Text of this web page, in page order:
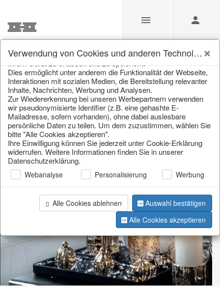
Der Deko-Großhandel mit dem
schönsten Sortiment
Verwendung von Cookies und anderen Technologien
Technologien (im Folgenden: Cookies), um Informationen von
Ihrem Gerät zu erfassen und zu speichern.
Dies ermöglicht unter anderem die Funktionalität der Webseite,
Interaktionen mit sozialen Medien, die Bereitstellung relevanter
Inhalte, Nachrichten, Werbung und Analysen.
Zur Wiedererkennung bei unseren Werbepartnern verwenden
wir pseudonymisierte Identifier (z.B. eine gehashte E-
Mailadresse, sofern vorhanden), ohne dabei auslesbare
persönliche Daten zu teilen. Um dem zuzustimmen, wählen Sie
bitte "Alle Cookies akzeptieren".
Ihre Einwilligung können Sie jederzeit unter Cookie-Erklärung
widerrufen. Weitere Informationen finden Sie in unserer
Datenschutzerklärung.
Webanalyse Personalisierung Werbung
Alle Cookies ablehnen
Auswahl bestätigen
Alle Cookies akzeptieren